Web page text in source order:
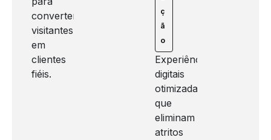
converter
visitantes
em
clientes
fiéis.
ç
ã
o
Experiências
digitais
otimizadas
que
eliminam
atritos